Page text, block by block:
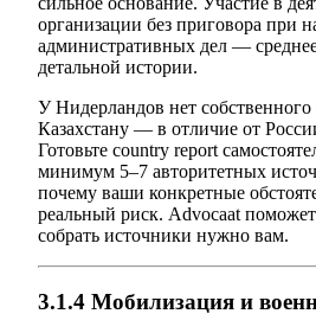
организации без приговора при
административных дел —
детальной истории.
У Нидерландов нет собственного
Казахстану — в отличие от
Готовьте country report
минимум 5–7 авторитетных
почему ваши конкретные
реальный риск. Advocaat
собрать источники нужно вам.
3.1.4 Мобилизация и